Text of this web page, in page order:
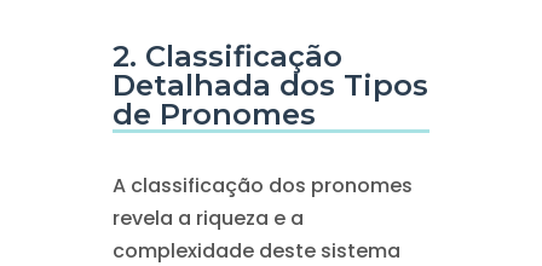
2. Classificação
Detalhada dos Tipos
de Pronomes
A classificação dos pronomes
revela a riqueza e a
complexidade deste sistema